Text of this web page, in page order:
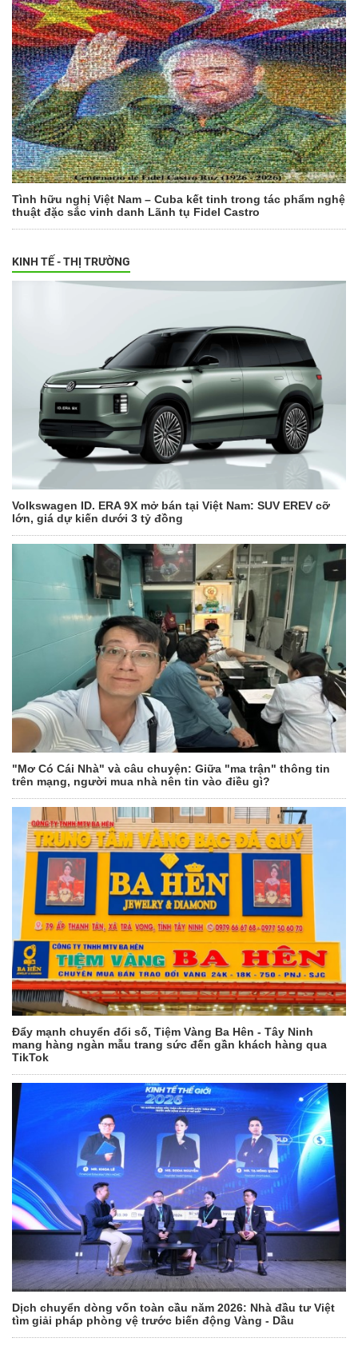
Tình hữu nghị Việt Nam – Cuba kết tinh trong tác phẩm nghệ
thuật đặc sắc vinh danh Lãnh tụ Fidel Castro
KINH TẾ - THỊ TRƯỜNG
Volkswagen ID. ERA 9X mở bán tại Việt Nam: SUV EREV cỡ
lớn, giá dự kiến dưới 3 tỷ đồng
"Mơ Có Cái Nhà" và câu chuyện: Giữa "ma trận" thông tin
trên mạng, người mua nhà nên tin vào điều gì?
Đẩy mạnh chuyển đổi số, Tiệm Vàng Ba Hên - Tây Ninh
mang hàng ngàn mẫu trang sức đến gần khách hàng qua
TikTok
Dịch chuyển dòng vốn toàn cầu năm 2026: Nhà đầu tư Việt
tìm giải pháp phòng vệ trước biến động Vàng - Dầu